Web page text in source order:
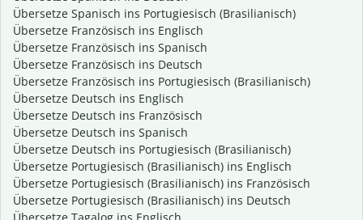
Übersetze Spanisch ins Portugiesisch (Brasilianisch)
Übersetze Französisch ins Englisch
Übersetze Französisch ins Spanisch
Übersetze Französisch ins Deutsch
Übersetze Französisch ins Portugiesisch (Brasilianisch)
Übersetze Deutsch ins Englisch
Übersetze Deutsch ins Französisch
Übersetze Deutsch ins Spanisch
Übersetze Deutsch ins Portugiesisch (Brasilianisch)
Übersetze Portugiesisch (Brasilianisch) ins Englisch
Übersetze Portugiesisch (Brasilianisch) ins Französisch
Übersetze Portugiesisch (Brasilianisch) ins Deutsch